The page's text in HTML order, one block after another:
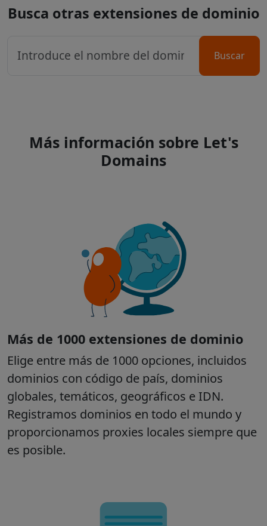
Busca otras extensiones de dominio
Buscar